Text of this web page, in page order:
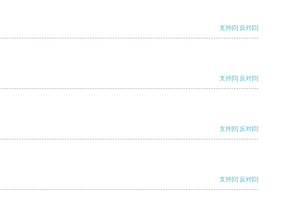
支持[0] 反对[0]
支持[0] 反对[0]
支持[0] 反对[0]
支持[0] 反对[0]